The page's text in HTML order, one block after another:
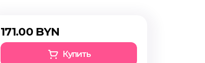
171.00 BYN
Купить